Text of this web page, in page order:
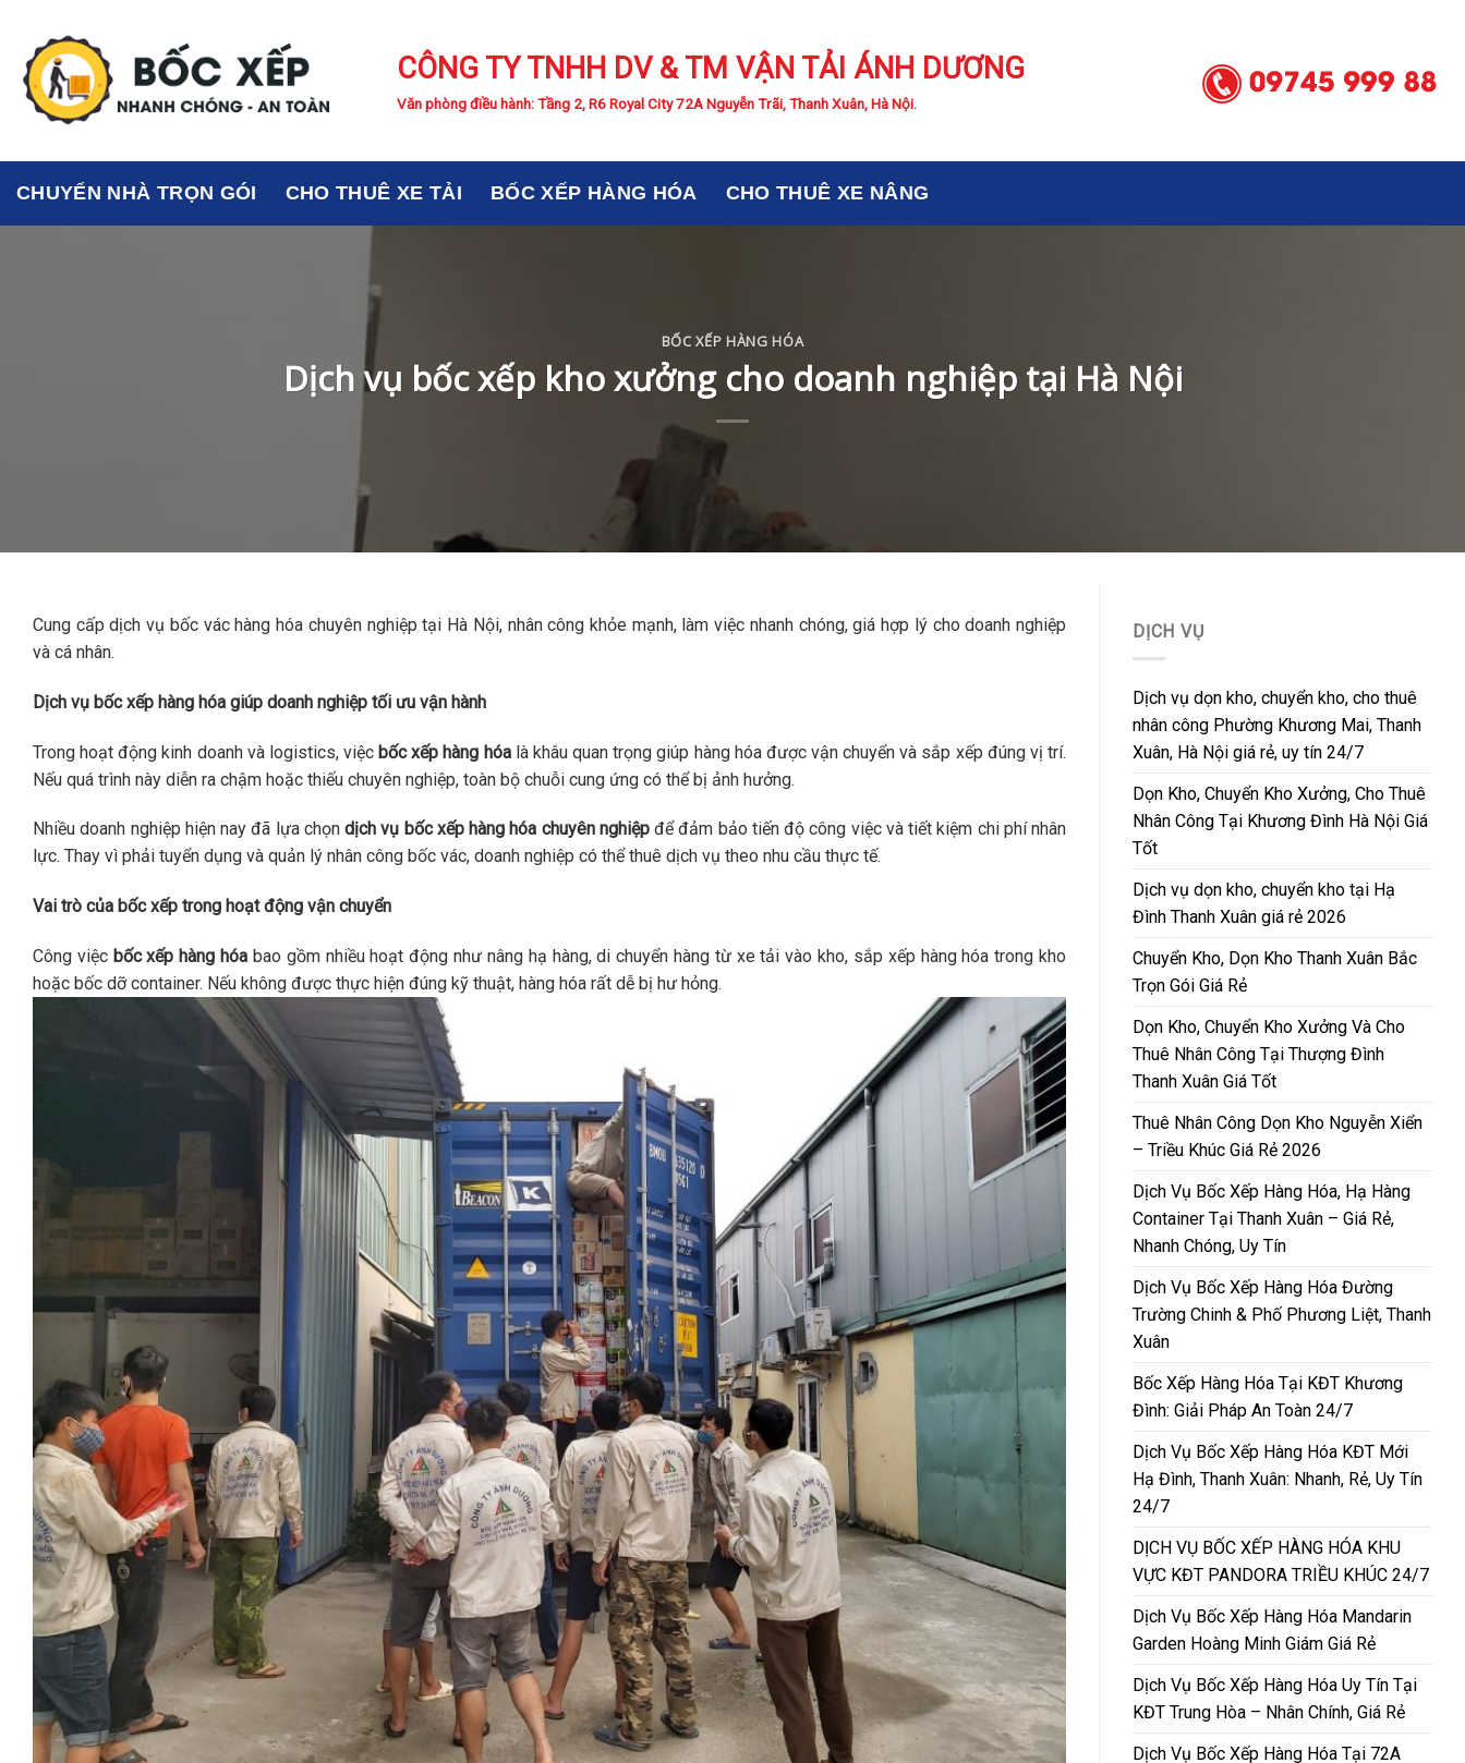
content
CÔNG TY TNHH DV & TM VẬN TẢI ÁNH DƯƠNG
Văn phòng điều hành: Tầng 2, R6 Royal City 72A Nguyễn Trãi, Thanh Xuân, Hà Nội.
CHUYỂN NHÀ TRỌN GÓI CHO THUÊ XE TẢI BỐC XẾP HÀNG HÓA CHO THUÊ XE NÂNG
BỐC XẾP HÀNG HÓA
Dịch vụ bốc xếp kho xưởng cho doanh nghiệp tại Hà Nội
Cung cấp dịch vụ bốc vác hàng hóa chuyên nghiệp tại Hà Nội, nhân công khỏe mạnh, làm việc nhanh chóng, giá hợp lý cho doanh nghiệp
và cá nhân.
Dịch vụ bốc xếp hàng hóa giúp doanh nghiệp tối ưu vận hành
Trong hoạt động kinh doanh và logistics, việc bốc xếp hàng hóalà khâu quan trọng giúp hàng hóa được vận chuyển và sắp xếp đúng vị trí.
Nếu quá trình này diễn ra chậm hoặc thiếu chuyên nghiệp, toàn bộ chuỗi cung ứng có thể bị ảnh hưởng.
Nhiều doanh nghiệp hiện nay đã lựa chọn dịch vụ bốc xếp hàng hóa chuyên nghiệpđể đảm bảo tiến độ công việc và tiết kiệm chi phí nhân
lực. Thay vì phải tuyển dụng và quản lý nhân công bốc vác, doanh nghiệp có thể thuê dịch vụ theo nhu cầu thực tế.
Vai trò của bốc xếp trong hoạt động vận chuyển
Công việc bốc xếp hàng hóa bao gồm nhiều hoạt động như nâng hạ hàng, di chuyển hàng từ xe tải vào kho, sắp xếp hàng hóa trong kho
hoặc bốc dỡ container. Nếu không được thực hiện đúng kỹ thuật, hàng hóa rất dễ bị hư hỏng.
DỊCH VỤ
Dịch vụ dọn kho, chuyển kho, cho thuê
nhân công Phường Khương Mai, Thanh
Xuân, Hà Nội giá rẻ, uy tín 24/7
Dọn Kho, Chuyển Kho Xưởng, Cho Thuê
Nhân Công Tại Khương Đình Hà Nội Giá
Tốt
Dịch vụ dọn kho, chuyển kho tại Hạ
Đình Thanh Xuân giá rẻ 2026
Chuyển Kho, Dọn Kho Thanh Xuân Bắc
Trọn Gói Giá Rẻ
Dọn Kho, Chuyển Kho Xưởng Và Cho
Thuê Nhân Công Tại Thượng Đình
Thanh Xuân Giá Tốt
Thuê Nhân Công Dọn Kho Nguyễn Xiển
– Triều Khúc Giá Rẻ 2026
Dịch Vụ Bốc Xếp Hàng Hóa, Hạ Hàng
Container Tại Thanh Xuân – Giá Rẻ,
Nhanh Chóng, Uy Tín
Dịch Vụ Bốc Xếp Hàng Hóa Đường
Trường Chinh & Phố Phương Liệt, Thanh
Xuân
Bốc Xếp Hàng Hóa Tại KĐT Khương
Đình: Giải Pháp An Toàn 24/7
Dịch Vụ Bốc Xếp Hàng Hóa KĐT Mới
Hạ Đình, Thanh Xuân: Nhanh, Rẻ, Uy Tín
24/7
DỊCH VỤ BỐC XẾP HÀNG HÓA KHU
VỰC KĐT PANDORA TRIỀU KHÚC 24/7
Dịch Vụ Bốc Xếp Hàng Hóa Mandarin
Garden Hoàng Minh Giám Giá Rẻ
Dịch Vụ Bốc Xếp Hàng Hóa Uy Tín Tại
KĐT Trung Hòa – Nhân Chính, Giá Rẻ
Dịch Vụ Bốc Xếp Hàng Hóa Tại 72A